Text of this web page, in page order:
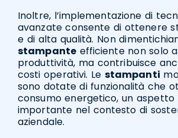
Inoltre, l’implementazione di
avanzate consente di ottenere
e di alta qualità. Non
stampanteefficiente non solo
produttività, ma contribuisce
costi operativi. Le stampanti
sono dotate di funzionalità che
consumo energetico, un aspetto
importante nel contesto di
aziendale.